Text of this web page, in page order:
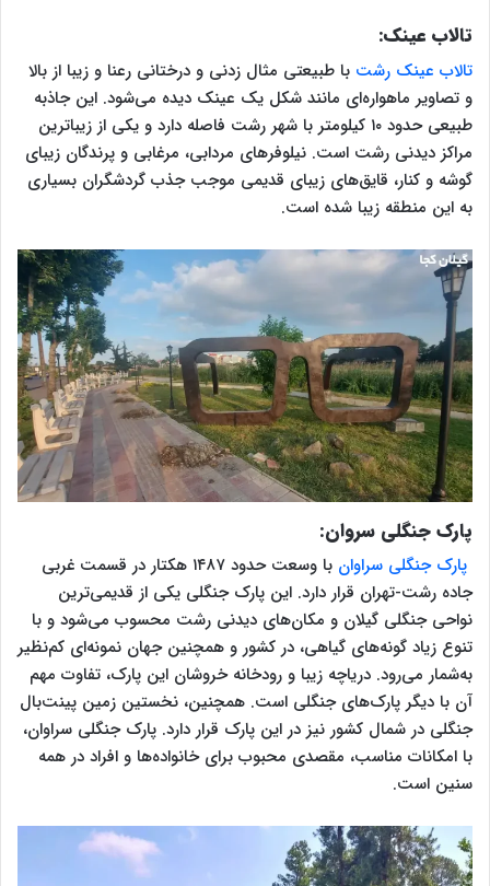
تالاب عینک:
تالاب عینک رشت با طبیعتی مثال زدنی و درختانی رعنا و زیبا از بالا
و تصاویر ماهواره‌ای مانند شکل یک عینک دیده می‌شود‌. این جاذبه
طبیعی حدود ۱۰ کیلومتر با شهر رشت فاصله دارد و یکی از زیباترین
مراکز دیدنی رشت است. نیلوفرهای مردابی، مرغابی و پرندگان زیبای
گوشه و کنار، قایق‌های زیبای قدیمی موجب جذب گردشگران بسیاری
به این منطقه زیبا شده است.
پارک جنگلی سروان:
پارک جنگلی سراوان
با وسعت حدود ۱۴۸۷ هکتار در قسمت غربی
جاده رشت-تهران قرار دارد. این پارک جنگلی یکی از قدیمی‌ترین
نواحی جنگلی گیلان و مکان‌های دیدنی رشت محسوب می‌شود و با
تنوع زیاد گونه‌های گیاهی، در کشور و همچنین جهان نمونه‌ای کم‌نظیر
به‌شمار می‌رود. دریاچه زیبا و رودخانه خروشان این پارک، تفاوت مهم
آن با دیگر پارک‌های جنگلی است. همچنین، نخستین زمین پینت‌بال
جنگلی در شمال کشور نیز در این پارک قرار دارد. پارک جنگلی سراوان،
با امکانات مناسب، مقصدی محبوب برای خانواده‌ها و افراد در همه
سنین است.